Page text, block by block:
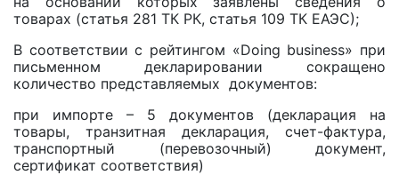
товарах (статья 281 ТК РК, статья 109 ТК ЕАЭС);
В соответствии с рейтингом «Doing business» при
письменном декларировании сокращено
количество представляемых документов:
при импорте – 5 документов (декларация на
товары, транзитная декларация, счет-фактура,
транспортный (перевозочный) документ,
сертификат соответствия)